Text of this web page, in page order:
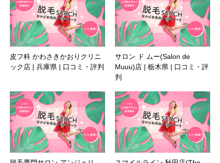
皮フ科 かわさきかおりクリニ
ック店 | 兵庫県 | 口コミ・評判
サロン ド ムー(Salon de
Muuu)店 | 栃木県 | 口コミ・評
判